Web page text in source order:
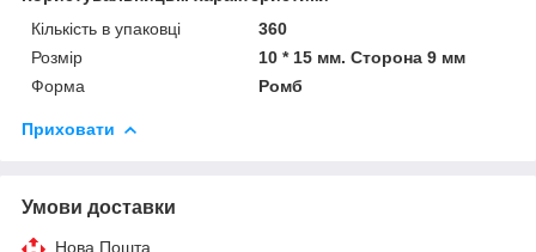
Кількість в упаковці
360
Розмір
10 * 15 мм. Сторона 9 мм
Форма
Ромб
Приховати
Умови доставки
Нова Пошта